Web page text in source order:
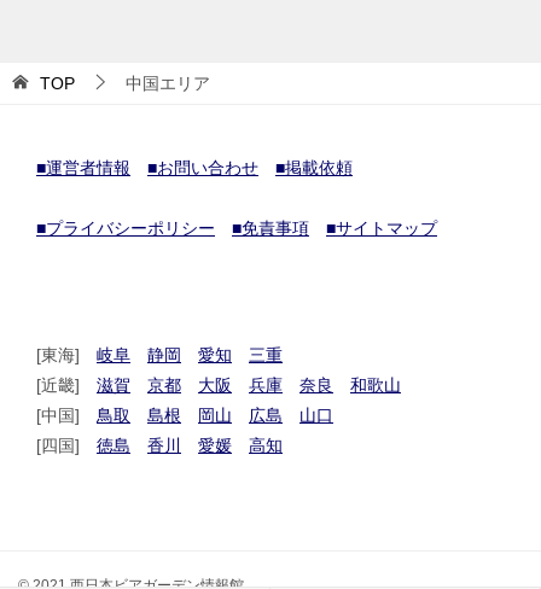
TOP 中国エリア
■運営者情報 ■お問い合わせ ■掲載依頼
■プライバシーポリシー ■免責事項 ■サイトマップ
[東海] 岐阜 静岡 愛知
三重
[近畿] 滋賀 京都 大阪 兵庫 奈良
和歌山
[中国] 鳥取 島根 岡山 広島
山口
[四国] 徳島 香川 愛媛 高知
© 2021 西日本ビアガーデン情報館